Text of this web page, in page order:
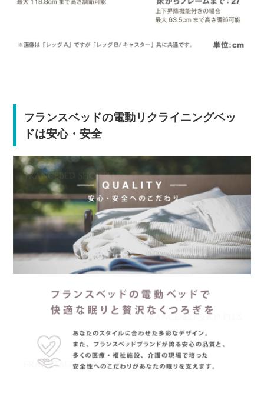
フランスベッドの電動リクライニングベッ
ドは安心・安全